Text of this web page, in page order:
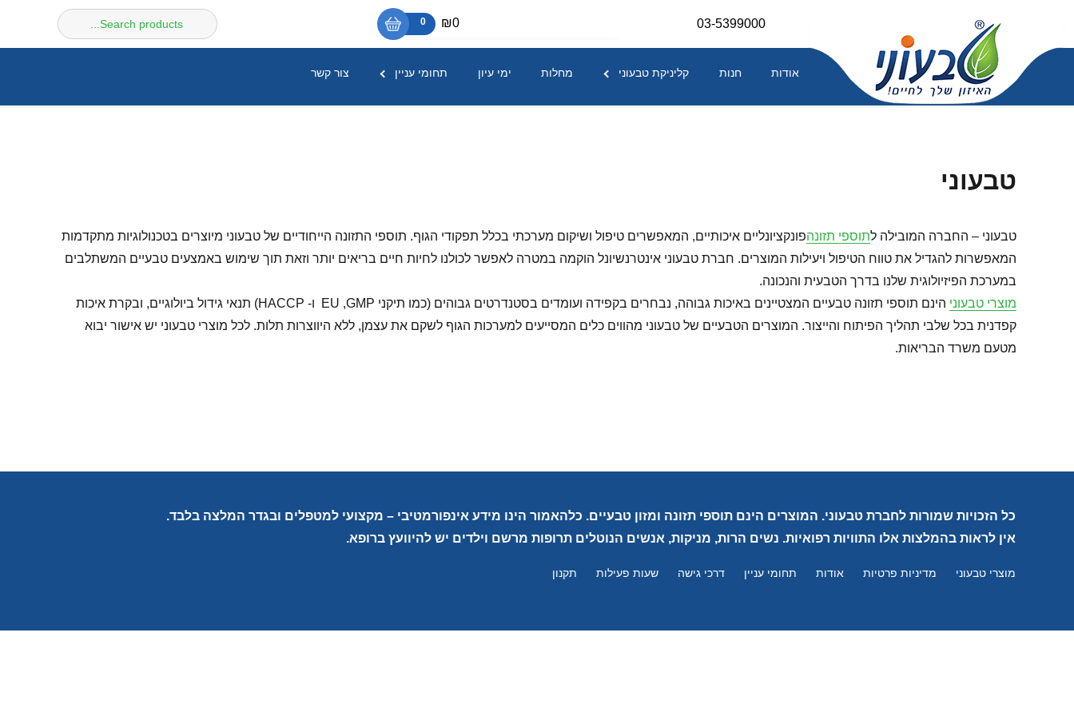
content
03-5399000
₪0
0
אין מוצרים בסל הקניות.
חיפוש
עבור:
אודות חנות קליניקת טבעוני מחלות ימי עיון תחומי עניין צור קשר
טבעוני
טבעוני – החברה המובילה לתוספי תזונהפונקציונליים איכותיים, המאפשרים טיפול ושיקום מערכתי בכלל תפקודי הגוף. תוספי התזונה הייחודיים של טבעוני מיוצרים בטכנולוגיות מתקדמות
המאפשרות להגדיל את טווח הטיפול ויעילות המוצרים. חברת טבעוני אינטרנשיונל הוקמה במטרה לאפשר לכולנו לחיות חיים בריאים יותר וזאת תוך שימוש באמצעים טבעיים המשתלבים
במערכת הפיזיולוגית שלנו בדרך הטבעית והנכונה.
מוצרי טבעוני
הינם תוספי תזונה טבעיים המצטיינים באיכות גבוהה, נבחרים בקפידה ועומדים בסטנדרטים גבוהים (כמו תיקני EU ,GMP ו- HACCP) תנאי גידול ביולוגיים, ובקרת איכות
קפדנית בכל שלבי תהליך הפיתוח והייצור. המוצרים הטבעיים של טבעוני מהווים כלים המסייעים למערכות הגוף לשקם את עצמן, ללא היווצרות תלות. לכל מוצרי טבעוני יש אישור יבוא
מטעם משרד הבריאות.
כל הזכויות שמורות לחברת טבעוני. המוצרים הינם תוספי תזונה ומזון טבעיים. כלהאמור הינו מידע אינפורמטיבי – מקצועי למטפלים ובגדר המלצה בלבד.
אין לראות בהמלצות אלו התוויות רפואיות. נשים הרות, מניקות, אנשים הנוטלים תרופות מרשם וילדים יש להיוועץ ברופא.
מוצרי טבעוני מדיניות פרטיות אודות תחומי עניין דרכי גישה שעות פעילות תקנון